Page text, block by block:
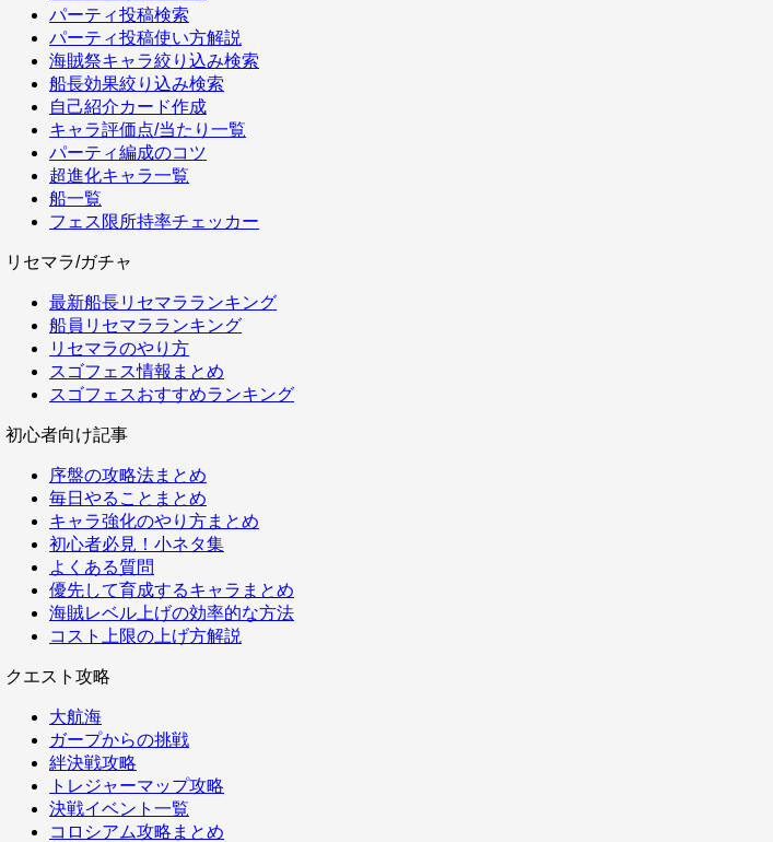
パーティ投稿検索
パーティ投稿使い方解説
海賊祭キャラ絞り込み検索
船長効果絞り込み検索
自己紹介カード作成
キャラ評価点/当たり一覧
パーティ編成のコツ
超進化キャラ一覧
船一覧
フェス限所持率チェッカー
リセマラ/ガチャ
最新船長リセマラランキング
船員リセマラランキング
リセマラのやり方
スゴフェス情報まとめ
スゴフェスおすすめランキング
初心者向け記事
序盤の攻略法まとめ
毎日やることまとめ
キャラ強化のやり方まとめ
初心者必見！小ネタ集
よくある質問
優先して育成するキャラまとめ
海賊レベル上げの効率的な方法
コスト上限の上げ方解説
クエスト攻略
大航海
ガープからの挑戦
絆決戦攻略
トレジャーマップ攻略
決戦イベント一覧
コロシアム攻略まとめ